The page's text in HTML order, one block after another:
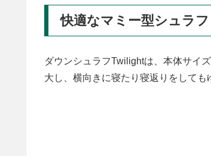
快適なマミー型シュラフ
ダウンシュラフTwilightは、本体サイ
大し、横向きに寝たり寝返りをしても